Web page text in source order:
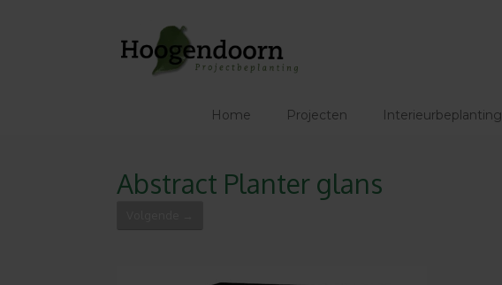
Home Projecten Interieurbeplanting
Abstract Planter glans